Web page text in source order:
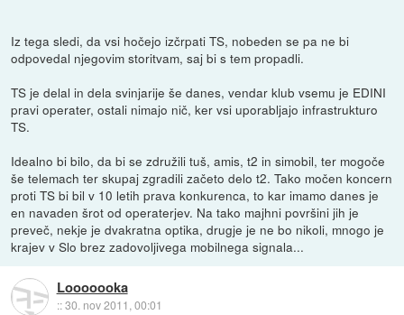
Iz tega sledi, da vsi hočejo izčrpati TS, nobeden se pa ne bi
odpovedal njegovim storitvam, saj bi s tem propadli.
TS je delal in dela svinjarije še danes, vendar klub vsemu je EDINI
pravi operater, ostali nimajo nič, ker vsi uporabljajo infrastrukturo
TS.
Idealno bi bilo, da bi se združili tuš, amis, t2 in simobil, ter mogoče
še telemach ter skupaj zgradili začeto delo t2. Tako močen koncern
proti TS bi bil v 10 letih prava konkurenca, to kar imamo danes je
en navaden šrot od operaterjev. Na tako majhni površini jih je
preveč, nekje je dvakratna optika, drugje je ne bo nikoli, mnogo je
krajev v Slo brez zadovoljivega mobilnega signala...
Looooooka
::30. nov 2011, 00:01